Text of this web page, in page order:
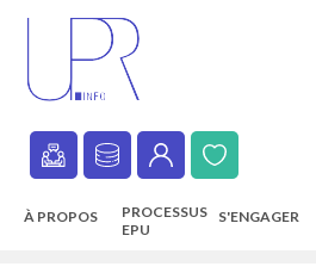
content
Secondary
navigation
À PROPOS
PROCESSUS
EPU
S'ENGAGER